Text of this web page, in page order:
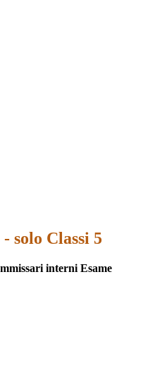
solo Classi 5
interni Esame